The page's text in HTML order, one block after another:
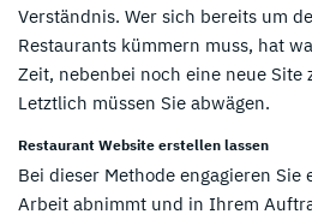
Verständnis. Wer sich bereits um
Restaurants kümmern muss, hat
Zeit, nebenbei noch eine neue Site
Letztlich müssen Sie abwägen.
Restaurant Website erstellen lassen
Bei dieser Methode engagieren
Arbeit abnimmt und in Ihrem